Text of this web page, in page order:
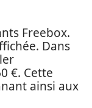
Freebox.
Dans
€. Cette
ainsi aux